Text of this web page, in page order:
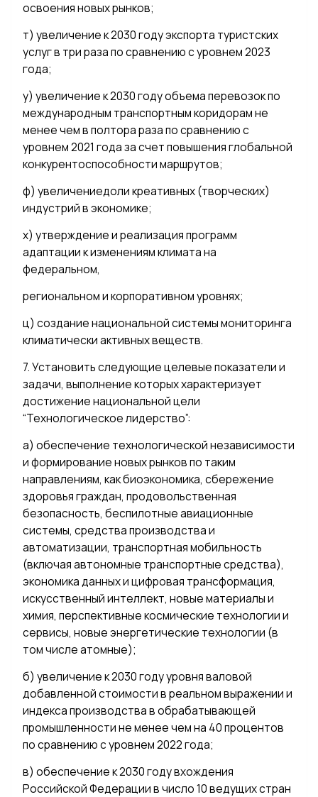
освоения новых рынков;
т) увеличение к 2030 году экспорта туристских
услуг в три раза по сравнению с уровнем 2023
года;
у) увеличение к 2030 году объема перевозок по
международным транспортным коридорам не
менее чем в полтора раза по сравнению с
уровнем 2021 года за счет повышения глобальной
конкурентоспособности маршрутов;
ф) увеличениедоли креативных (творческих)
индустрий в экономике;
х) утверждение и реализация программ
адаптации к изменениям климата на
федеральном,
региональном и корпоративном уровнях;
ц) создание национальной системы мониторинга
климатически активных веществ.
7. Установить следующие целевые показатели и
задачи, выполнение которых характеризует
достижение национальной цели
“Технологическое лидерство”:
а) обеспечение технологической независимости
и формирование новых рынков по таким
направлениям, как биоэкономика, сбережение
здоровья граждан, продовольственная
безопасность, беспилотные авиационные
системы, средства производства и
автоматизации, транспортная мобильность
(включая автономные транспортные средства),
экономика данных и цифровая трансформация,
искусственный интеллект, новые материалы и
химия, перспективные космические технологии и
сервисы, новые энергетические технологии (в
том числе атомные);
б) увеличение к 2030 году уровня валовой
добавленной стоимости в реальном выражении и
индекса производства в обрабатывающей
промышленности не менее чем на 40 процентов
по сравнению с уровнем 2022 года;
в) обеспечение к 2030 году вхождения
Российской Федерации в число 10 ведущих стран